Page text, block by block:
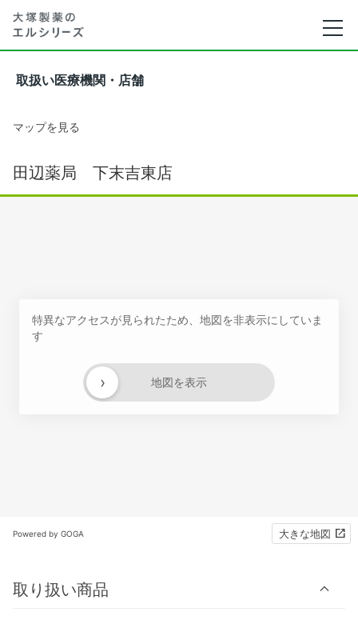
取扱い医療機関・店舗
マップを見る
田辺薬局 下末吉東店
特異なアクセスが見られたため、地図を非表示にしていま
す
地図を表示
›
Powered by GOGA 大きな地図
取り扱い商品